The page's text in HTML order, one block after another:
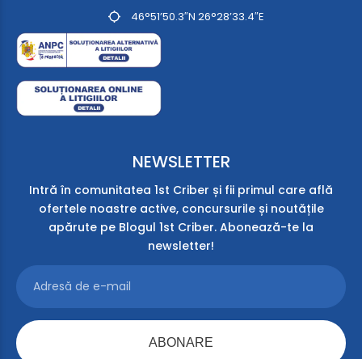
46°51’50.3″N 26°28’33.4″E
NEWSLETTER
Intră în comunitatea 1st Criber și fii primul care află
ofertele noastre active, concursurile și noutățile
apărute pe Blogul 1st Criber. Abonează-te la
newsletter!
ABONARE